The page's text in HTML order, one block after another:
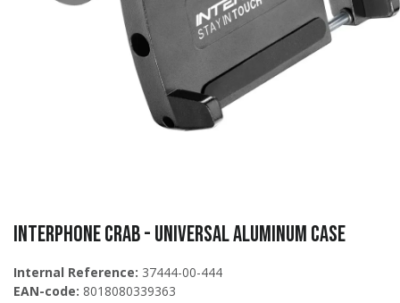
Interphone CRAB - UNIVERSAL ALUMINUM CASE
Internal Reference: 37444-00-444
EAN-code: 8018080339363